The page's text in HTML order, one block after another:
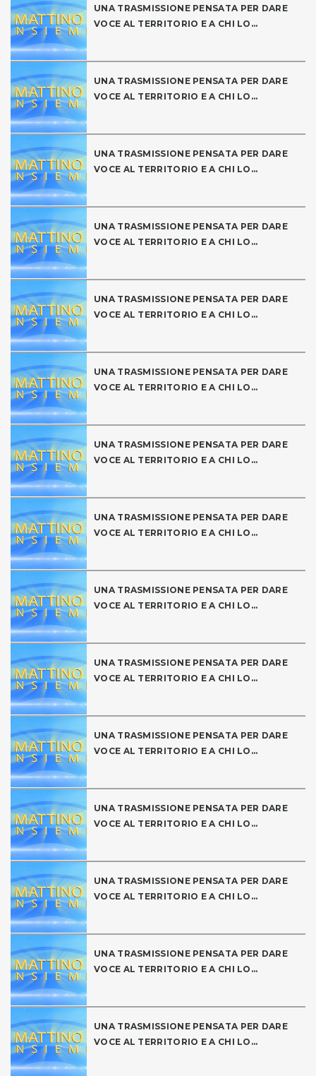
UNA TRASMISSIONE PENSATA PER DARE
VOCE AL TERRITORIO E A CHI LO...
UNA TRASMISSIONE PENSATA PER DARE
VOCE AL TERRITORIO E A CHI LO...
UNA TRASMISSIONE PENSATA PER DARE
VOCE AL TERRITORIO E A CHI LO...
UNA TRASMISSIONE PENSATA PER DARE
VOCE AL TERRITORIO E A CHI LO...
UNA TRASMISSIONE PENSATA PER DARE
VOCE AL TERRITORIO E A CHI LO...
UNA TRASMISSIONE PENSATA PER DARE
VOCE AL TERRITORIO E A CHI LO...
UNA TRASMISSIONE PENSATA PER DARE
VOCE AL TERRITORIO E A CHI LO...
UNA TRASMISSIONE PENSATA PER DARE
VOCE AL TERRITORIO E A CHI LO...
UNA TRASMISSIONE PENSATA PER DARE
VOCE AL TERRITORIO E A CHI LO...
UNA TRASMISSIONE PENSATA PER DARE
VOCE AL TERRITORIO E A CHI LO...
UNA TRASMISSIONE PENSATA PER DARE
VOCE AL TERRITORIO E A CHI LO...
UNA TRASMISSIONE PENSATA PER DARE
VOCE AL TERRITORIO E A CHI LO...
UNA TRASMISSIONE PENSATA PER DARE
VOCE AL TERRITORIO E A CHI LO...
UNA TRASMISSIONE PENSATA PER DARE
VOCE AL TERRITORIO E A CHI LO...
UNA TRASMISSIONE PENSATA PER DARE
VOCE AL TERRITORIO E A CHI LO...